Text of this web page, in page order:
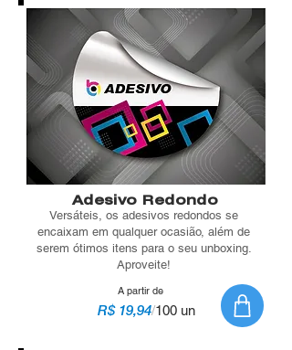
Adesivo Redondo
Versáteis, os adesivos redondos se
encaixam em qualquer ocasião, além de
serem ótimos itens para o seu unboxing.
Aproveite!
A partir de
R$ 19,94/100 un